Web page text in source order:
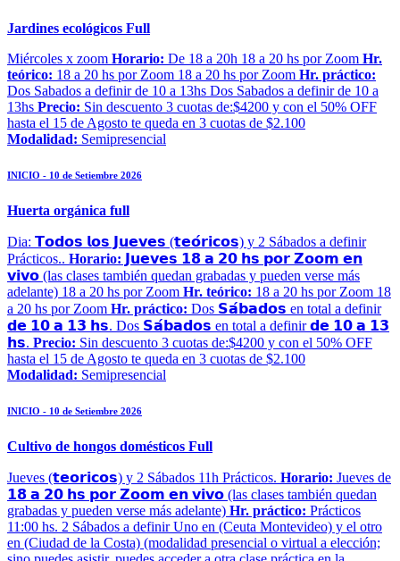
Jardines ecológicos Full
Miércoles x zoom Horario: De 18 a 20h 18 a 20 hs por Zoom Hr.
teórico: 18 a 20 hs por Zoom 18 a 20 hs por Zoom Hr. práctico:
Dos Sabados a definir de 10 a 13hs Dos Sabados a definir de 10 a
13hs Precio: Sin descuento 3 cuotas de:$4200 y con el 50% OFF
hasta el 15 de Agosto te queda en 3 cuotas de $2.100
Modalidad: Semipresencial
INICIO - 10 de Setiembre 2026
Huerta orgánica full
Dia: 𝗧𝗼𝗱𝗼𝘀 𝗹𝗼𝘀 𝗝𝘂𝗲𝘃𝗲𝘀 (𝘁𝗲𝗼́𝗿𝗶𝗰𝗼𝘀) y 2 Sábados a definir
Prácticos.. Horario: 𝗝𝘂𝗲𝘃𝗲𝘀 𝟭𝟴 𝗮 𝟮𝟬 𝗵𝘀 𝗽𝗼𝗿 𝗭𝗼𝗼𝗺 𝗲𝗻
𝘃𝗶𝘃𝗼 (las clases también quedan grabadas y pueden verse más
adelante) 18 a 20 hs por Zoom Hr. teórico: 18 a 20 hs por Zoom 18
a 20 hs por Zoom Hr. práctico: Dos 𝗦𝗮́𝗯𝗮𝗱𝗼𝘀 en total a definir
𝗱𝗲 𝟭𝟬 𝗮 𝟭𝟯 𝗵𝘀. Dos 𝗦𝗮́𝗯𝗮𝗱𝗼𝘀 en total a definir 𝗱𝗲 𝟭𝟬 𝗮 𝟭𝟯
𝗵𝘀. Precio: Sin descuento 3 cuotas de:$4200 y con el 50% OFF
hasta el 15 de Agosto te queda en 3 cuotas de $2.100
Modalidad: Semipresencial
INICIO - 10 de Setiembre 2026
Cultivo de hongos domésticos Full
Jueves (𝘁𝗲𝗼𝗿𝗶𝗰𝗼𝘀) y 2 Sábados 11h Prácticos. Horario: Jueves de
𝟭𝟴 𝗮 𝟮𝟬 𝗵𝘀 𝗽𝗼𝗿 𝗭𝗼𝗼𝗺 𝗲𝗻 𝘃𝗶𝘃𝗼 (las clases también quedan
grabadas y pueden verse más adelante) Hr. práctico: Prácticos
11:00 hs. 2 Sábados a definir Uno en (Ceuta Montevideo) y el otro
en (Ciudad de la Costa) (modalidad presencial o virtual a elección;